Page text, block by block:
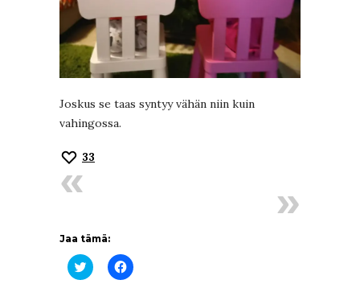
Joskus se taas syntyy vähän niin kuin
vahingossa.
33
Jaa tämä:
Jaa
Twitterissä(Avautuu
Jaa
Facebookissa(Avautuu